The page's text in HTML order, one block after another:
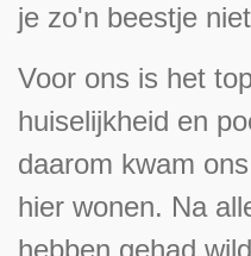
je zo'n beestje
Voor ons is het
huiselijkheid en
daarom kwam
hier wonen. Na
hebben gehad